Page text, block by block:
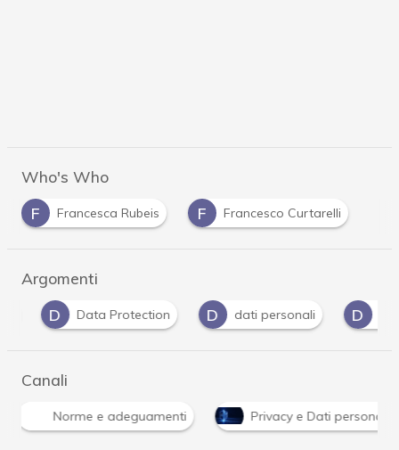
Who's Who
F
Francesca Rubeis F Francesco Curtarelli
Argomenti
D
Data Protection D dati personali D DPIA
Canali
Norme e adeguamenti Privacy e Dati personali